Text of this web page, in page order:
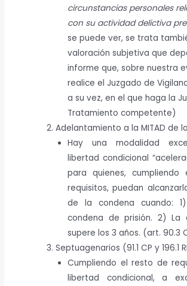
circunstancias personales
con su actividad delictiva
se puede ver, se trata
valoración subjetiva que
informe que, sobre nuestra
realice el Juzgado de
a su vez, en el que haga la
Tratamiento competente)
Adelantamiento a la MITAD de
Hay una modalidad
libertad condicional
para quienes,
requisitos, puedan
de la condena cuando:
condena de prisión. 2) La
supere los 3 años. (art. 90.3
Septuagenarios (91.1 CP y 196.1
Cumpliendo el resto de
libertad condicional, a